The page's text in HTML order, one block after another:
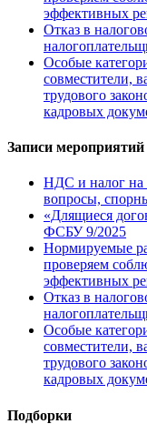
эффективных
Отказ в
Особые
совместители,
трудового
кадровых
Записи мероприятий
НДС и налог на
вопросы,
«Длящиеся
ФСБУ 9/2025
Нормируемые
проверяем
эффективных
Отказ в
Особые
совместители,
трудового
кадровых
Подборки